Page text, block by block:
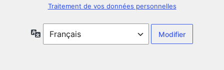
Traitement de vos données personnelles
Langue